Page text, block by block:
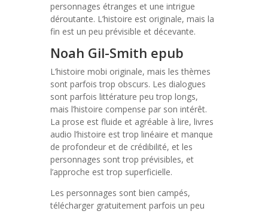
personnages étranges et une intrigue
déroutante. L’histoire est originale, mais la
fin est un peu prévisible et décevante.
Noah Gil-Smith epub
L’histoire mobi originale, mais les thèmes
sont parfois trop obscurs. Les dialogues
sont parfois littérature peu trop longs,
mais l’histoire compense par son intérêt.
La prose est fluide et agréable à lire, livres
audio l’histoire est trop linéaire et manque
de profondeur et de crédibilité, et les
personnages sont trop prévisibles, et
l’approche est trop superficielle.
Les personnages sont bien campés,
télécharger gratuitement parfois un peu